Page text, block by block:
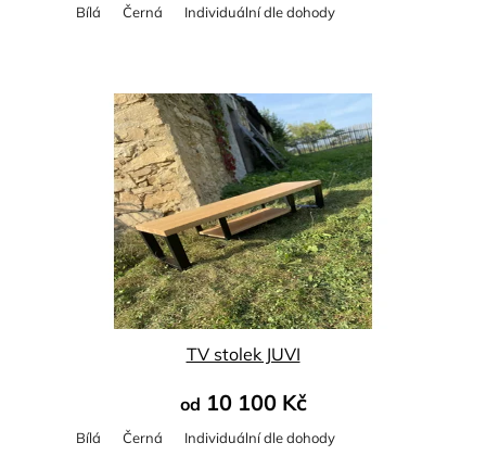
hodnocení
produktu
je
5,0
z
5
hvězdiček.
Bílá Černá Individuální dle dohody
TV stolek JUVI
od 10 100 Kč
Bílá Černá Individuální dle dohody